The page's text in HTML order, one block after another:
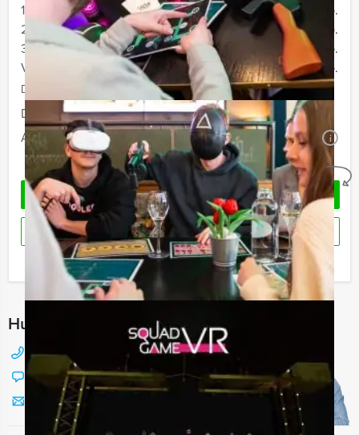
12 - 19 personen
€ 74,50 p.p.
20 - 29 personen
€ 72,50 p.p.
30 - 39 personen
€ 69,50 p.p.
Vanaf 40 personen
€ 66,50 p.p.
De prijzen zijn exclusief BTW
Duur:
3 uur en 30 minuten
Aantal:
Minimaal 12 personen i
Geheel vrijblijvend
OFFERTE AANVRAGEN
RESERVEREN
Ik heb een vraag over dit uitje
Hulp nodig bij het kiezen?
088 428 81 17
Chat met Jeroen
Stuur ons een mailtje